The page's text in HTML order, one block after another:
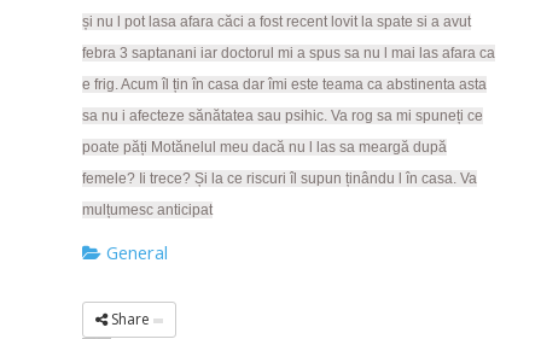
și nu l pot lasa afara căci a fost recent lovit la spate si a avut
febra 3 saptanani iar doctorul mi a spus sa nu l mai las afara ca
e frig. Acum îl țin în casa dar îmi este teama ca abstinenta asta
sa nu i afecteze sănătatea sau psihic. Va rog sa mi spuneți ce
poate păți Motănelul meu dacă nu l las sa meargă după
femele? Ii trece? Și la ce riscuri îl supun ținându l în casa. Va
mulțumesc anticipat
General
Share